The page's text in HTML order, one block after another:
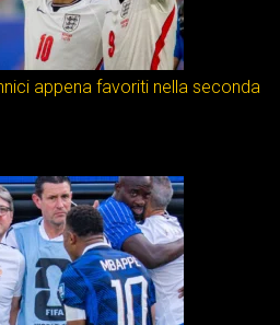
appena favoriti nella seconda